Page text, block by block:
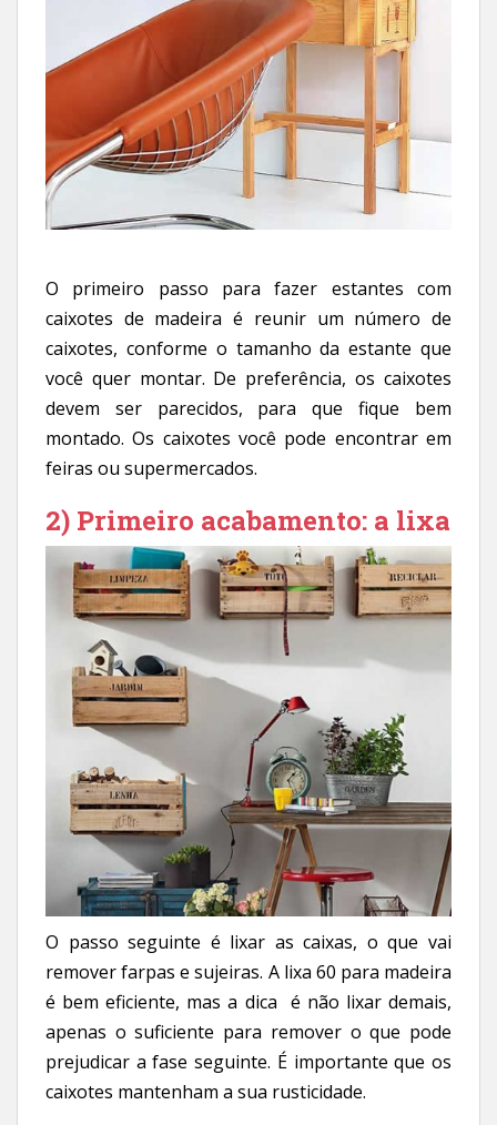
O primeiro passo para fazer estantes com
caixotes de madeira é reunir um número de
caixotes, conforme o tamanho da estante que
você quer montar. De preferência, os caixotes
devem ser parecidos, para que fique bem
montado. Os caixotes você pode encontrar em
feiras ou supermercados.
2) Primeiro acabamento: a lixa
O passo seguinte é lixar as caixas, o que vai
remover farpas e sujeiras. A lixa 60 para madeira
é bem eficiente, mas a dica é não lixar demais,
apenas o suficiente para remover o que pode
prejudicar a fase seguinte. É importante que os
caixotes mantenham a sua rusticidade.